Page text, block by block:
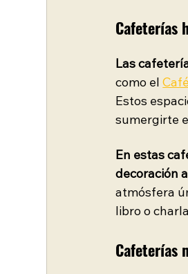
Cafeterías
Las
como el
Estos
sumergirte
En estas
decoración
atmósfera
libro o
Cafeterías